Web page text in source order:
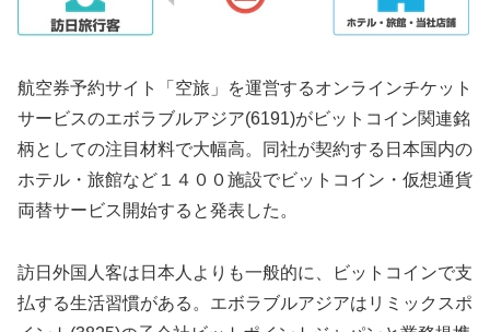
航空券予約サイト「空旅」を運営するオンラインチケット
サービスのエボラブルアジア(6191)がビットコイン関連銘
柄としての注目材料で大幅高。同社が契約する日本国内の
ホテル・旅館など１４００施設でビットコイン・仮想通貨
両替サービス開始すると発表した。
訪日外国人客は日本人よりも一般的に、ビットコインで支
払する生活習慣がある。エボラブルアジアはリミックスポ